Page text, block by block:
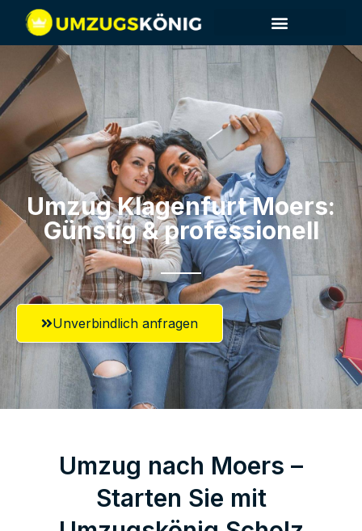
Umzug Klagenfurt​ Moers:
Günstig & professionell​
Unverbindlich anfragen
Umzug nach Moers –
Starten Sie mit